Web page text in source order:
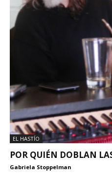
EL HASTÍO
POR QUIÉN DOBLAN
Gabriela Stoppelman